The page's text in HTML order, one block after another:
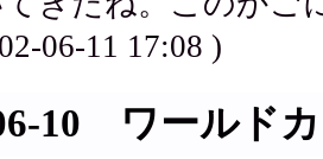
06-11 17:08 )
10 ワールド